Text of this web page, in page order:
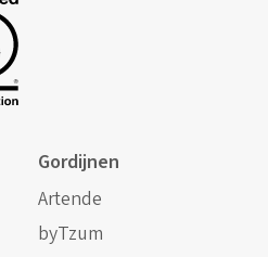
Gordijnen
Artende
byTzum